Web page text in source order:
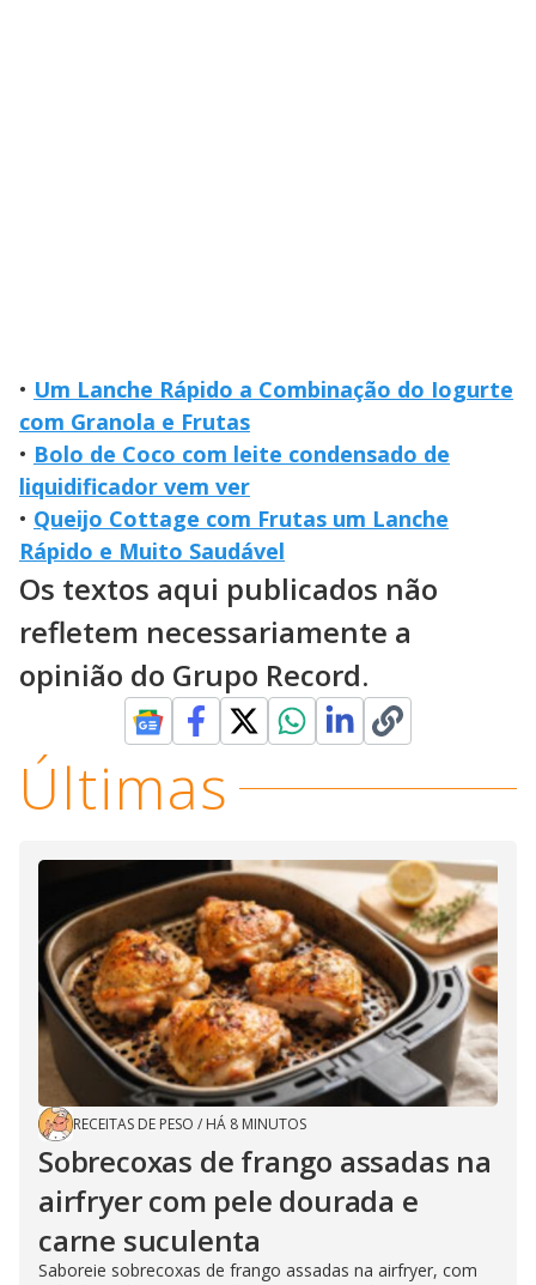
• Um Lanche Rápido a Combinação do Iogurte
com Granola e Frutas
• Bolo de Coco com leite condensado de
liquidificador vem ver
• Queijo Cottage com Frutas um Lanche
Rápido e Muito Saudável
Os textos aqui publicados não
refletem necessariamente a
opinião do Grupo Record.
Últimas
RECEITAS DE PESO / HÁ 8 MINUTOS
Sobrecoxas de frango assadas na
airfryer com pele dourada e
carne suculenta
Saboreie sobrecoxas de frango assadas na airfryer, com